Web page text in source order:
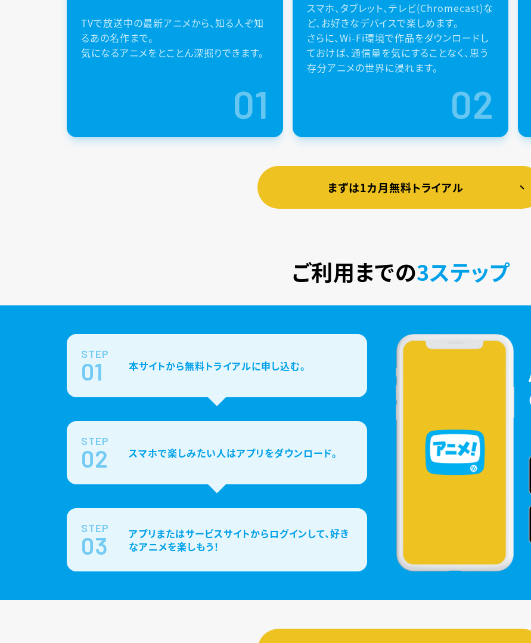
TVで放送中の最新アニメから、知る人ぞ知
るあの名作まで。
気になるアニメをとことん深掘りできます。
01
スマホ、タブレット、テレビ(Chromecast)な
ど、お好きなデバイスで楽しめます。
さらに、Wi-Fi環境で作品をダウンロードし
ておけば、通信量を気にすることなく、思う
存分アニメの世界に浸れます。
02
まずは1カ月無料トライアル
ご利用までの3ステップ
STEP
01 本サイトから無料トライアルに申し込む。
STEP
02 スマホで楽しみたい人はアプリをダウンロード。
STEP
03
アプリまたはサービスサイトからログインして、好き
なアニメを楽しもう！